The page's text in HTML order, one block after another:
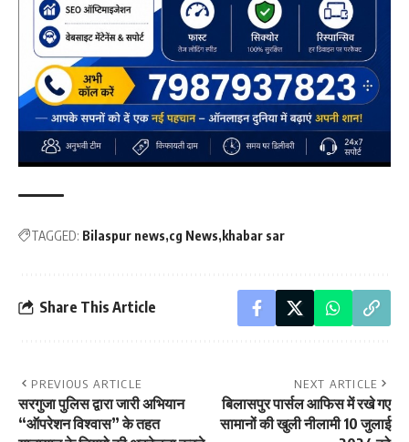
TAGGED: Bilaspur news cg News khabar sar
Share This Article
PREVIOUS ARTICLE
सरगुजा पुलिस द्वारा जारी अभियान
“ऑपरेशन विश्वास” के तहत
NEXT ARTICLE
बिलासपुर पार्सल आफिस में रखे गए
सामानों की खुली नीलामी 10 जुलाई